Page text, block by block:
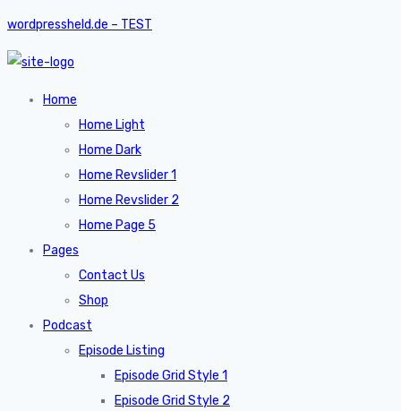
wordpressheld.de – TEST
Home
Home Light
Home Dark
Home Revslider 1
Home Revslider 2
Home Page 5
Pages
Contact Us
Shop
Podcast
Episode Listing
Episode Grid Style 1
Episode Grid Style 2